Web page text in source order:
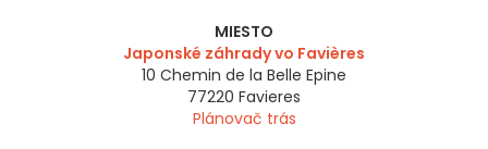
MIESTO
Japonské záhrady vo Favières
10 Chemin de la Belle Epine
77220 Favieres
Plánovač trás